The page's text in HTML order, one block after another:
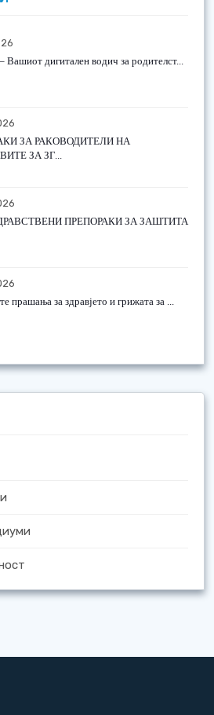
Вашиот дигитален водич за родителст...
ЗА РАКОВОДИТЕЛИ НА
ЗА ЗГ...
ПРЕПОРАКИ ЗА ЗАШТИТА
прашања за здравјето и грижата за ...